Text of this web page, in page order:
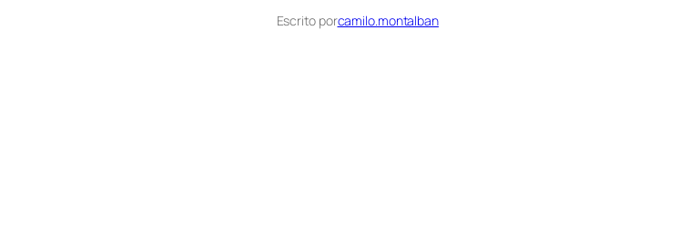
Escrito porcamilo.montalban